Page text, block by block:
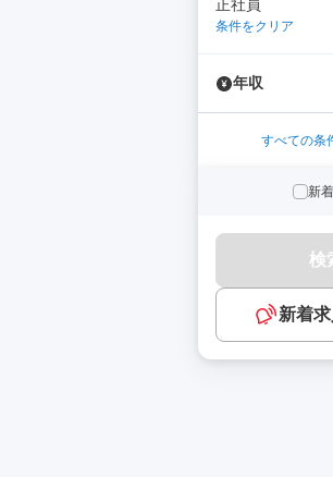
正社員
条件をクリア
年収
すべての条
新
検
新着